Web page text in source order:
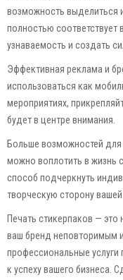
возможность выделиться
полностью соответствует
узнаваемость и создать
Эффективная реклама и
использоваться как
мероприятиях,
будет в центре внимания.
Больше возможностей для
можно воплотить в жизнь
способ подчеркнуть
творческую сторону вашей
Печать стикерпаков — это
ваш бренд неповторимым
профессиональные услуги
к успеху вашего бизнеса.